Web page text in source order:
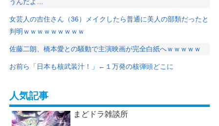
女芸人の吉住さん（36）メイクしたら普通に美人の部類だったと
判明ｗｗｗｗｗｗｗｗｗ
佐藤二朗、橋本愛との騒動で主演映画が完全白紙へｗｗｗｗｗ
お前ら「日本も核武装汁！」←１万発の核弾頭どこに
人気記事
まどドラ雑談所